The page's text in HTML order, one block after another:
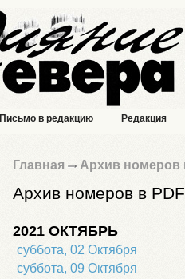
Письмо в редакцию Редакция
Главная Архив номеров
Архив номеров в PDF
2021 ОКТЯБРЬ
суббота, 02 Октября
суббота, 09 Октября